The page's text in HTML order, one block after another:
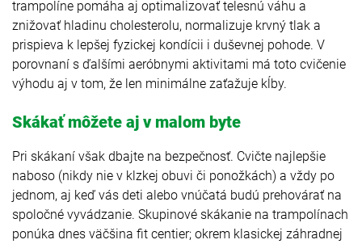
trampolíne pomáha aj optimalizovať telesnú váhu a
znižovať hladinu cholesterolu, normalizuje krvný tlak a
prispieva k lepšej fyzickej kondícii i duševnej pohode. V
porovnaní s ďalšími aeróbnymi aktivitami má toto cvičenie
výhodu aj v tom, že len minimálne zaťažuje kĺby.
Skákať môžete aj v malom byte
Pri skákaní však dbajte na bezpečnosť. Cvičte najlepšie
naboso (nikdy nie v klzkej obuvi či ponožkách) a vždy po
jednom, aj keď vás deti alebo vnúčatá budú prehovárať na
spoločné vyvádzanie. Skupinové skákanie na trampolínach
ponúka dnes väčšina fit centier; okrem klasickej záhradnej